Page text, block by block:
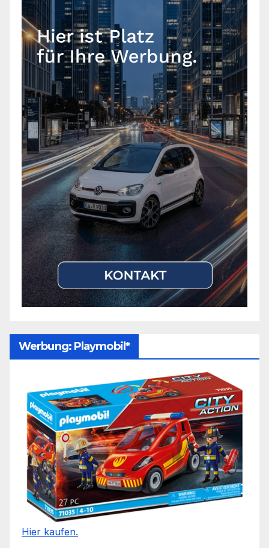
Werbung: Playmobil*
Hier kaufen.